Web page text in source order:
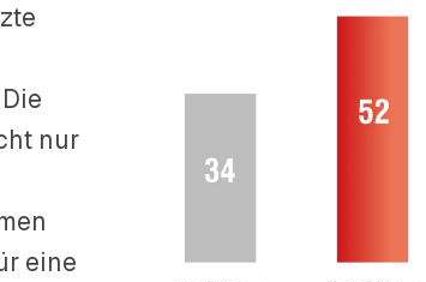
nur
eine